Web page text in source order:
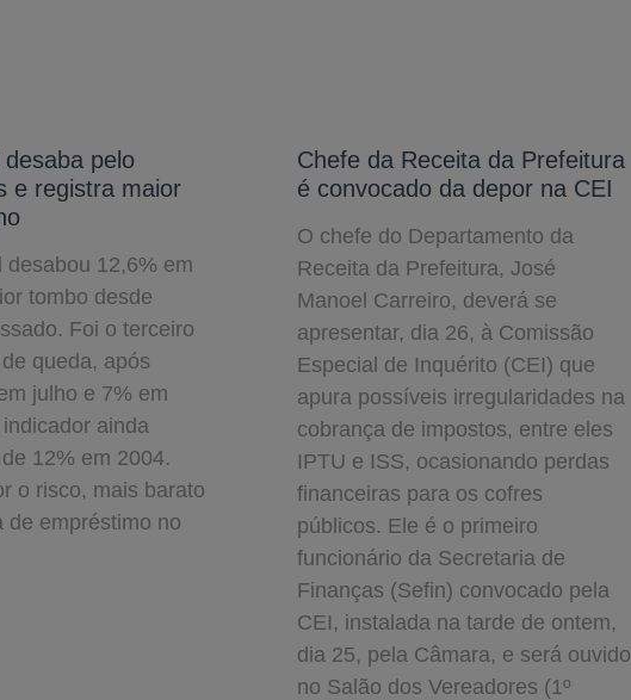
pelo
e registra maior
desabou 12,6% em
tombo desde
Foi o terceiro
queda, após
julho e 7% em
ainda
12% em 2004.
o risco, mais barato
de empréstimo no
Chefe da Receita da Prefeitura
é convocado da depor na CEI
O chefe do Departamento da
Receita da Prefeitura, José
Manoel Carreiro, deverá se
apresentar, dia 26, à Comissão
Especial de Inquérito (CEI) que
apura possíveis irregularidades na
cobrança de impostos, entre eles
IPTU e ISS, ocasionando perdas
financeiras para os cofres
públicos. Ele é o primeiro
funcionário da Secretaria de
Finanças (Sefin) convocado pela
CEI, instalada na tarde de ontem,
dia 25, pela Câmara, e será ouvido
no Salão dos Vereadores (1º